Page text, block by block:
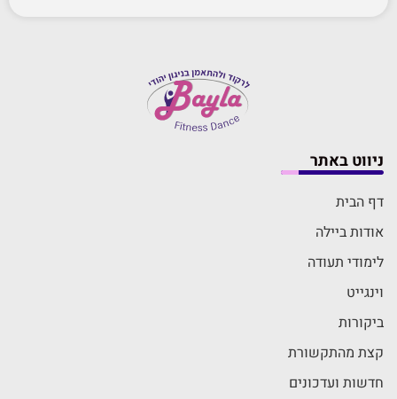
ניווט באתר
דף הבית
אודות ביילה
לימודי תעודה
וינגייט
ביקורות
קצת מהתקשורת
חדשות ועדכונים